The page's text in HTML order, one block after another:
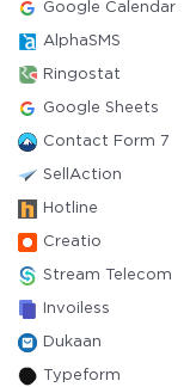
Google Calendar
AlphaSMS
Ringostat
Google Sheets
Contact Form 7
SellAction
Hotline
Creatio
Stream Telecom
Invoiless
Dukaan
Typeform